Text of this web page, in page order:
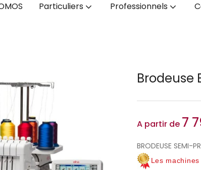
Particuliers Professionnels
Brodeuse
A partir de 7
BRODEUSE SEMI-
Les